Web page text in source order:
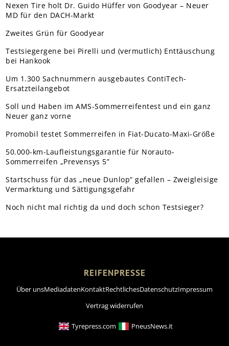
Nexen Tire holt Dr. Guido Hüffer von Goodyear – Neuer
MD für den DACH-Markt
Zweites Grün für Goodyear
Testsiegergene bei Pirelli und (vermutlich) Enttäuschung
bei Hankook
Um 1.300 Sachnummern ausgebautes ContiTech-
Ersatzteilangebot
Soll und Haben im AMS-Sommerreifentest und ein ganz
Neuer ganz vorne
Promobil testet Sommerreifen in Fiat-Ducato-Maxi-Größe
50.000-km-Laufleistungsgarantie für Norauto-
Sommerreifen „Prevensys 5”
Startschuss für das „neue Dunlop“ gefallen – Zweigleisige
Vermarktung und Sättigungsgefahr
Noch nicht mal richtig da und doch schon Testsieger?
REIFENPRESSE
Über unsMediadatenKontaktRechtlichesDatenschutzImpressum
Vertrag widerrufen
Tyrepress.com PneusNews.it